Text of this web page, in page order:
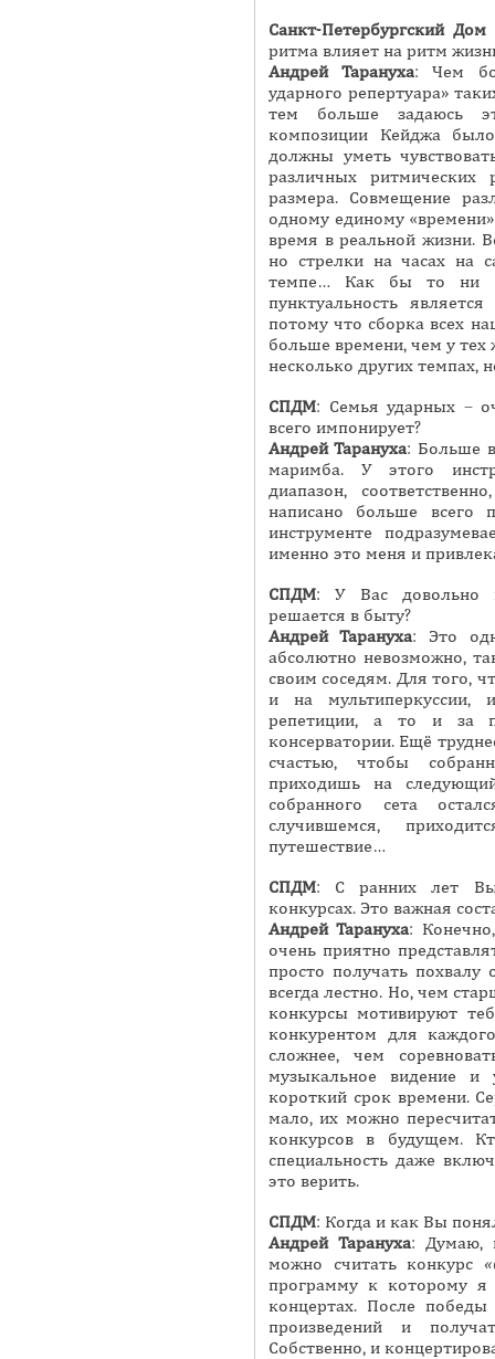
Санкт-Петербургский
ритма влияет на ритм
Андрей Тарануха: Чем
ударного репертуара»
тем больше задаюсь
композиции Кейджа
должны уметь
различных ритмических
размера. Совмещение
одному единому
время в реальной жизни.
но стрелки на часах на
темпе… Как бы то ни
пунктуальность
потому что сборка всех
больше времени, чем у
несколько других темпах,
СПДМ: Семья ударных –
всего импонирует?
Андрей Тарануха: Больше
маримба. У этого
диапазон,
написано больше всего
инструменте
именно это меня и
СПДМ: У Вас довольно
решается в быту?
Андрей Тарануха: Это
абсолютно невозможно,
своим соседям. Для того,
и на мультиперкуссии,
репетиции, а то и за
консерватории. Ещё
счастью, чтобы
приходишь на
собранного сета
случившемся,
путешествие…
СПДМ: С ранних лет Вы
конкурсах. Это важная
Андрей Тарануха:
очень приятно
просто получать похвалу
всегда лестно. Но, чем
конкурсы мотивируют
конкурентом для
сложнее, чем
музыкальное видение и
короткий срок времени.
мало, их можно
конкурсов в будущем.
специальность даже
это верить.
СПДМ: Когда и как Вы
Андрей Тарануха: Думаю,
можно считать конкурс
программу к которому я
концертах. После
произведений и
Собственно, и